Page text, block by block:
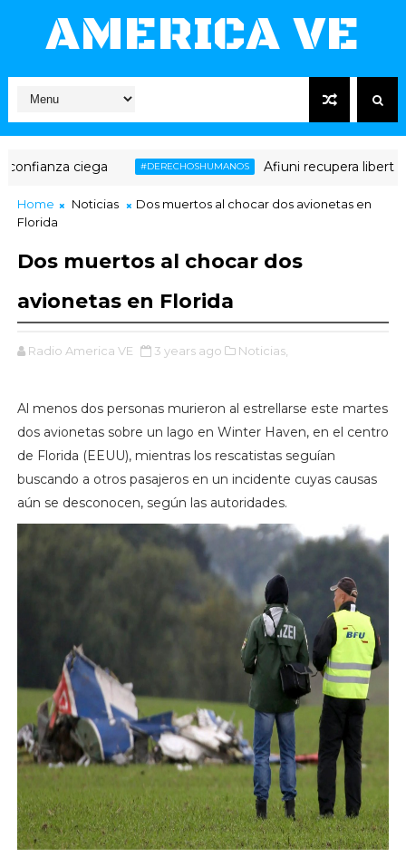
AMERICA VE
ciega #DERECHOSHUMANOS Afiuni recupera libertad
Home Noticias
Dos muertos al chocar dos avionetas en
Florida
Dos muertos al chocar dos
avionetas en Florida
Radio America VE 3 years ago Noticias,
Al menos dos personas murieron al estrellarse este martes
dos avionetas sobre un lago en Winter Haven, en el centro
de Florida (EEUU), mientras los rescatistas seguían
buscando a otros pasajeros en un incidente cuyas causas
aún se desconocen, según las autoridades.